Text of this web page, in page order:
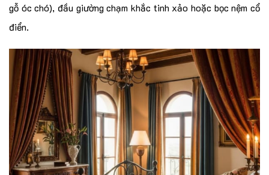
gỗ óc chó), đầu giường chạm khắc tinh xảo hoặc bọc nệm cổ
điển.